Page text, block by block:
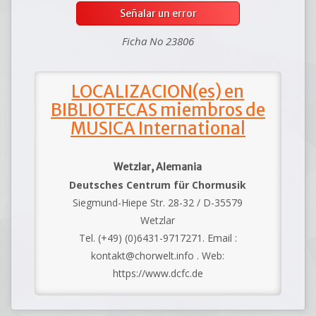
Señalar un error
Ficha No 23806
LOCALIZACION(es) en
BIBLIOTECAS miembros de
MUSICA International
Wetzlar, Alemania
Deutsches Centrum für Chormusik
Siegmund-Hiepe Str. 28-32 / D-35579
Wetzlar
Tel. (+49) (0)6431-9717271. Email :
kontakt@chorwelt.info . Web:
https://www.dcfc.de